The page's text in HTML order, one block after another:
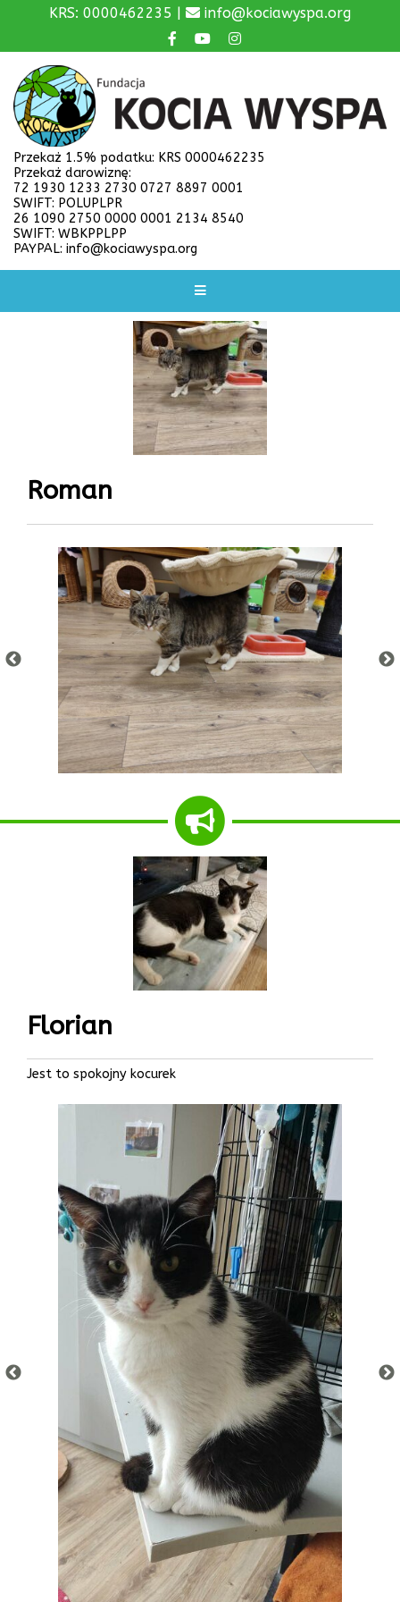
KRS: 0000462235 | info@kociawyspa.org
Przekaż 1.5% podatku: KRS 0000462235
Przekaż darowiznę:
72 1930 1233 2730 0727 8897 0001
SWIFT: POLUPLPR
26 1090 2750 0000 0001 2134 8540
SWIFT: WBKPPLPP
PAYPAL: info@kociawyspa.org
Roman
Florian
Jest to spokojny kocurek